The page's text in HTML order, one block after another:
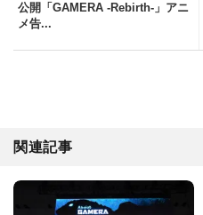
公開「GAMERA -Rebirth-」アニ
メ告...
関連記事